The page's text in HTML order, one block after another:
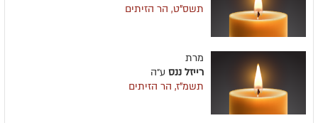
תשס"ט, הר הזיתים
מרת
רייזל ננס ע״ה
תשמ"ז, הר הזיתים